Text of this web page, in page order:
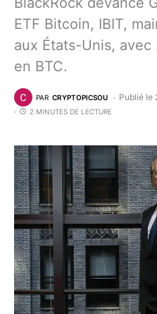
ETF Bitcoin, IBIT,
aux États-Unis,
en BTC.
PAR CRYPTOPICSOU Publié le
2 MINUTES DE LECTURE